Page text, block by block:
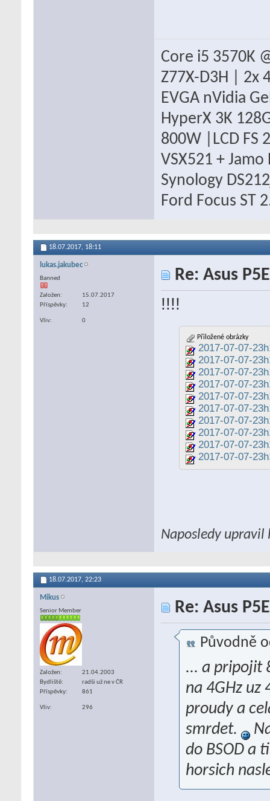
Core i5 3570K
Z77X-D3H | 2x
EVGA nVidia
HyperX 3K
800W |LCD FS
VSX521 +
Synology
Ford Focus ST
18.07.2017, 18:11
lukas.jakubec
Banned
Založen
15.07.2017
Příspěvky
12
Vliv 0
Re: Asus
!!!!
Přiložené obrázky
2017-07-07-
2017-07-07-
2017-07-07-
2017-07-07-
2017-07-07-
2017-07-07-
2017-07-07-
2017-07-07-
2017-07-07-
2017-07-07-
Naposledy upravil
18.07.2017, 22:23
Mikus
Senior Member
Založen
21.04.2003
Bydliště
radši už ne v ČR
Příspěvky
861
Vliv 296
Re: Asus
Původně
... a pripojit
na 4GHz uz
proudy a
smrdet.
do BSOD a
horsich